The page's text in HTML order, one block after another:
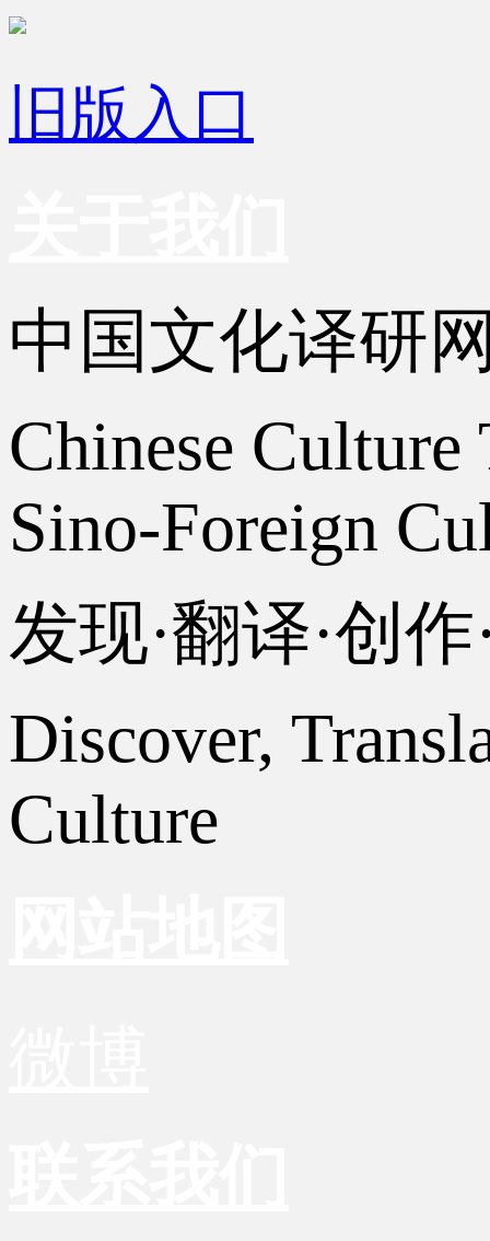
旧版入口
中国文化译研
Chinese
Sino-Foreign
发现·翻译·创
Discover,
Culture